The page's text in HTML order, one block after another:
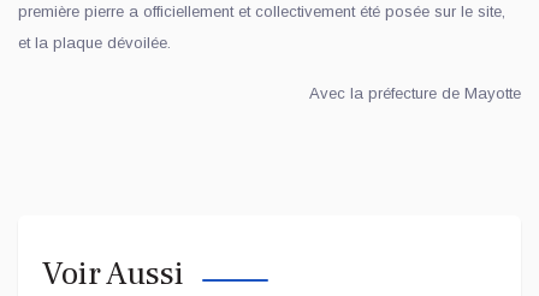
première pierre a officiellement et collectivement été posée sur le site,
et la plaque dévoilée.
Avec la préfecture de Mayotte
Voir Aussi